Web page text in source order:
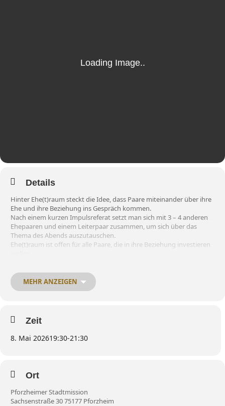
Details
Hinter Ehe(t)raum steckt die Idee, dass Paare miteinander über ihre
Ehe und ihre Beziehung ins Gespräch kommen.
Nach einem kurzen Impulsreferat setzt man sich mit 3 – 4 anderen
Ehepaaren und einem Leiterpaar zusammen, um sich über das
Thema des Abends auszutauschen.
Ehe(t)raum ist offen für alle Paare, die in ihre Beziehung investieren
Freitag, 08. Mai 2026 – Thema: „Gemeinsam Glauben leben“
Anmeldung unter:ehekurs@pforzheimer-stadtmission.de
MEHR ANZEIGEN
Zeit
8. Mai 202619:30-21:30
Ort
Pforzheimer Stadtmission
Sachsenstraße 30 75177 Pforzheim